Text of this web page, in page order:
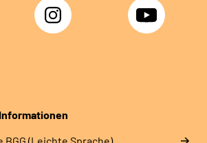
Instagram YouTube